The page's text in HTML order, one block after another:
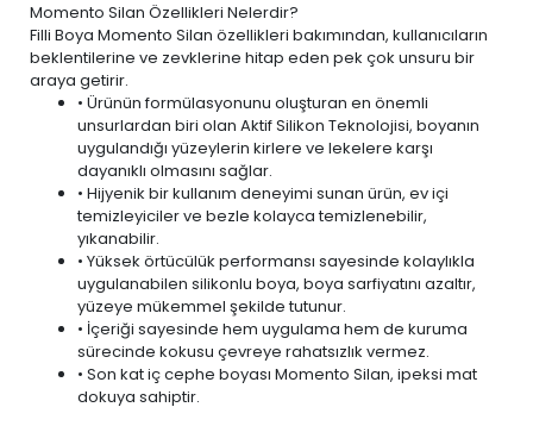
Momento Silan Özellikleri Nelerdir?
Filli Boya Momento Silan özellikleri bakımından, kullanıcıların
beklentilerine ve zevklerine hitap eden pek çok unsuru bir
araya getirir.
• Ürünün formülasyonunu oluşturan en önemli
unsurlardan biri olan Aktif Silikon Teknolojisi, boyanın
uygulandığı yüzeylerin kirlere ve lekelere karşı
dayanıklı olmasını sağlar.
• Hijyenik bir kullanım deneyimi sunan ürün, ev içi
temizleyiciler ve bezle kolayca temizlenebilir,
yıkanabilir.
• Yüksek örtücülük performansı sayesinde kolaylıkla
uygulanabilen silikonlu boya, boya sarfiyatını azaltır,
yüzeye mükemmel şekilde tutunur.
• İçeriği sayesinde hem uygulama hem de kuruma
sürecinde kokusu çevreye rahatsızlık vermez.
• Son kat iç cephe boyası Momento Silan, ipeksi mat
dokuya sahiptir.